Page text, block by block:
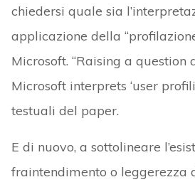
chiedersi quale sia
applicazione della
Microsoft. “Raising a
Microsoft interprets ‘user
testuali del paper.
E di nuovo, a sottolineare
fraintendimento o leggerezza